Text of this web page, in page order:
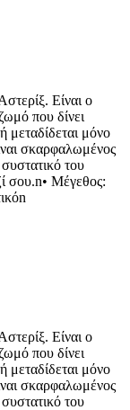
Είναι ο
που δίνει
μόνο
σκαρφαλωμένος
του
σου.n• Μέγεθος:
Είναι ο
που δίνει
μόνο
σκαρφαλωμένος
του